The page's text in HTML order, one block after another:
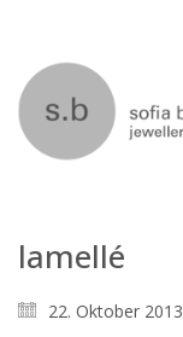
lamellé
22. Oktober 2013